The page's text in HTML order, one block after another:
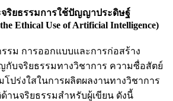
จริยธรรมการใช้ปัญญาประดิษฐ์
Ethical Use of Artificial Intelligence)
ม การออกแบบและการก่อสร้าง
กับจริยธรรมทางวิชาการ ความซื่อสัตย์
โปร่งใสในการผลิตผลงานทางวิชาการ
านจริยธรรมสำหรับผู้เขียน ดังนี้